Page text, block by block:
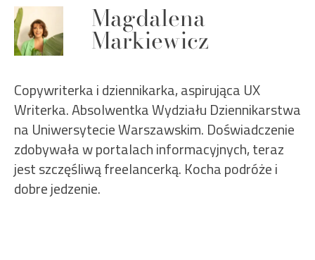
Magdalena
Markiewicz
Copywriterka i dziennikarka, aspirująca UX
Writerka. Absolwentka Wydziału Dziennikarstwa
na Uniwersytecie Warszawskim. Doświadczenie
zdobywała w portalach informacyjnych, teraz
jest szczęśliwą freelancerką. Kocha podróże i
dobre jedzenie.